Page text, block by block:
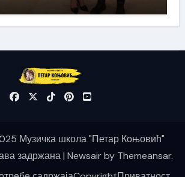
Музичка школа "Петар Коњовић"
задржана| Newsairby Themeansar.